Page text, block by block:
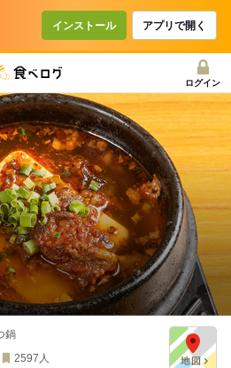
インストール アプリで開く
ログイン
鍋
2597 人
で使えるクーポン
を利用せず予約する